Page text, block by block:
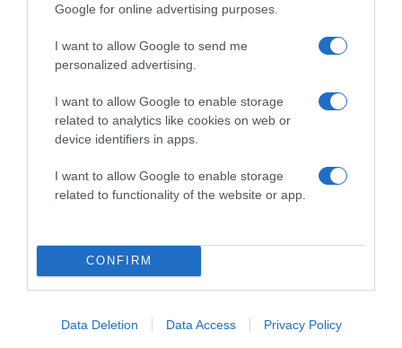
Google for online advertising purposes.
I want to allow Google to send me
personalized advertising.
I want to allow Google to enable storage
related to analytics like cookies on web or
device identifiers in apps.
I want to allow Google to enable storage
related to functionality of the website or app.
CONFIRM
Data Deletion Data Access Privacy Policy
Nagy bejelentést tett Kabai András